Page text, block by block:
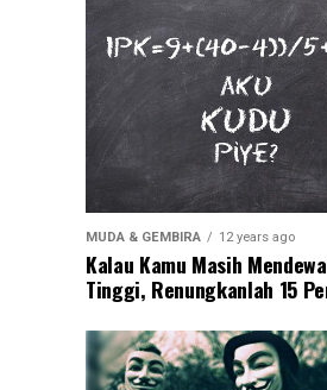
MUDA & GEMBIRA 12 years ago
Kalau Kamu Masih
Tinggi, Renungkanlah 15